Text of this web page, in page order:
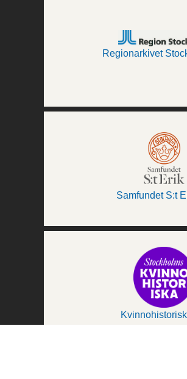
Regionarkivet
Samfundet S:t